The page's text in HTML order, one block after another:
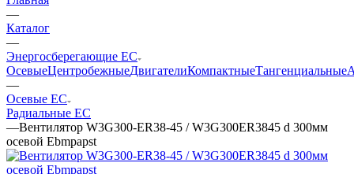
—
Каталог
—
Энергосберегающие EC
ОсевыеЦентробежныеДвигателиКомпактныеТангенциальные
—
Осевые EC
Радиальные EC
—Вентилятор W3G300-ER38-45 / W3G300ER3845 d 300мм
осевой Ebmpapst